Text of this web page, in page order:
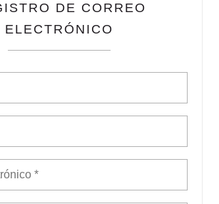
DE CORREO
ELECTRÓNICO